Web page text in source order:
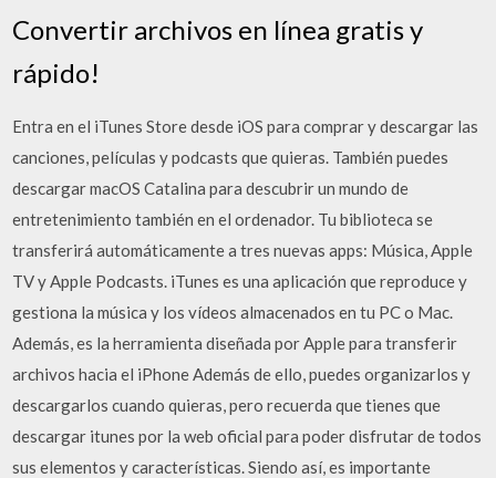
Convertir archivos en línea gratis y
rápido!
Entra en el iTunes Store desde iOS para comprar y descargar las
canciones, películas y podcasts que quieras. También puedes
descargar macOS Catalina para descubrir un mundo de
entretenimiento también en el ordenador. Tu biblioteca se
transferirá automáticamente a tres nuevas apps: Música, Apple
TV y Apple Podcasts. iTunes es una aplicación que reproduce y
gestiona la música y los vídeos almacenados en tu PC o Mac.
Además, es la herramienta diseñada por Apple para transferir
archivos hacia el iPhone Además de ello, puedes organizarlos y
descargarlos cuando quieras, pero recuerda que tienes que
descargar itunes por la web oficial para poder disfrutar de todos
sus elementos y características. Siendo así, es importante